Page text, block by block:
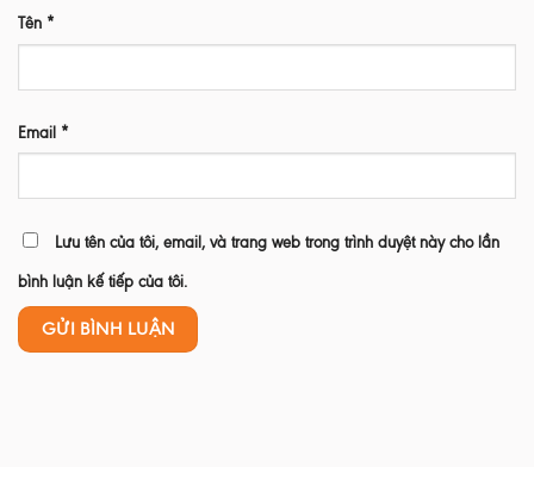
Tên *
Email *
Lưu tên của tôi, email, và trang web trong trình duyệt này cho lần
bình luận kế tiếp của tôi.